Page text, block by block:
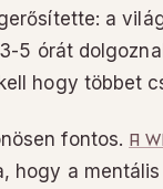
a
5 órát
hogy többet
fontos. A
hogy a